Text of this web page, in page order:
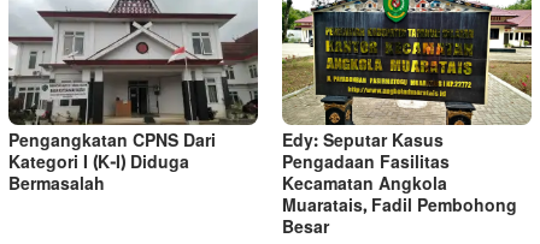
Pengangkatan CPNS Dari
Kategori I (K-I) Diduga
Bermasalah
Edy: Seputar Kasus
Pengadaan Fasilitas
Kecamatan Angkola
Muaratais, Fadil Pembohong
Besar